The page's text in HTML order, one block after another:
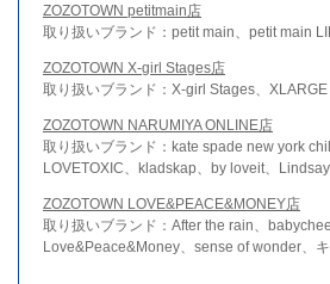
ZOZOTOWN petitmain店
取り扱いブランド：petit main、petit main
ZOZOTOWN X-girl Stages店
取り扱いブランド：X-girl Stages、
ZOZOTOWN NARUMIYA ONLINE店
取り扱いブランド：kate spade new york
LOVETOXIC、kladskap、by loveit、
ZOZOTOWN LOVE&PEACE&MONEY店
取り扱いブランド：After the rain、
Love&Peace&Money、sense of wonder、